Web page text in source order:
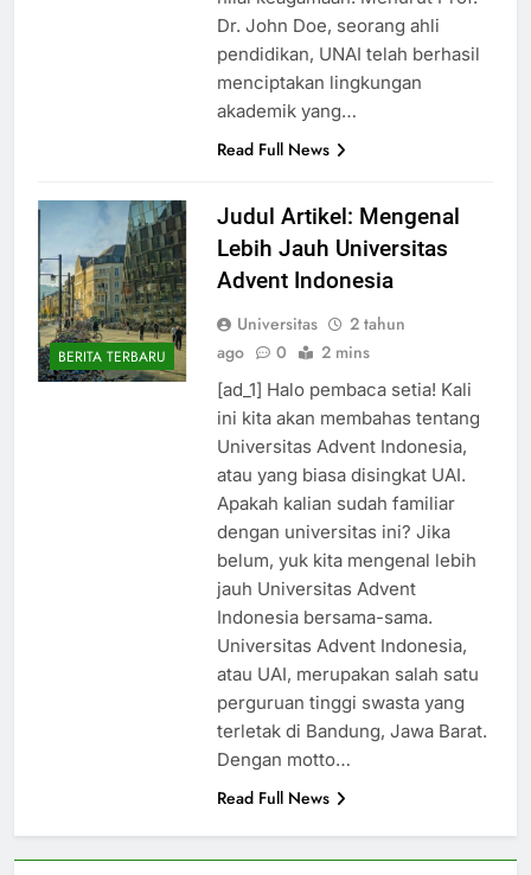
nilai keagamaan. Menurut Prof.
Dr. John Doe, seorang ahli
pendidikan, UNAI telah berhasil
menciptakan lingkungan
BERITA TERBARU
Judul Artikel: Mengenal
Lebih Jauh Universitas
Universitas
2 tahun
[ad_1] Halo pembaca setia! Kali
ini kita akan membahas tentang
Universitas Advent Indonesia,
atau yang biasa disingkat UAI.
Apakah kalian sudah familiar
dengan universitas ini? Jika
belum, yuk kita mengenal lebih
jauh Universitas Advent
Indonesia bersama-sama.
Universitas Advent Indonesia,
atau UAI, merupakan salah satu
perguruan tinggi swasta yang
terletak di Bandung, Jawa Barat.